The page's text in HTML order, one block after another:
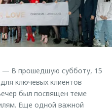
— В прошедшую субботу, 15
ключевых клиентов
был посвящен теме
Еще одной важной